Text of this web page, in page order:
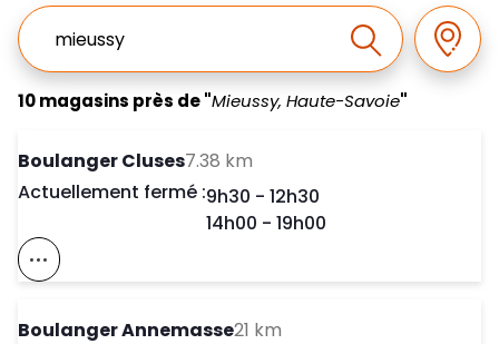
Ville, Region, Code postal ou Ville & Pays
Effectuer la
10 magasins près de "Mieussy, Haute-Savoie"
Boulanger Cluses7.38 km
Actuellement fermé :Day of the Week
9h30 - 12h30
14h00 - 19h00
Voir Ce Magasin Sur La Carte
Boulanger Annemasse21 km